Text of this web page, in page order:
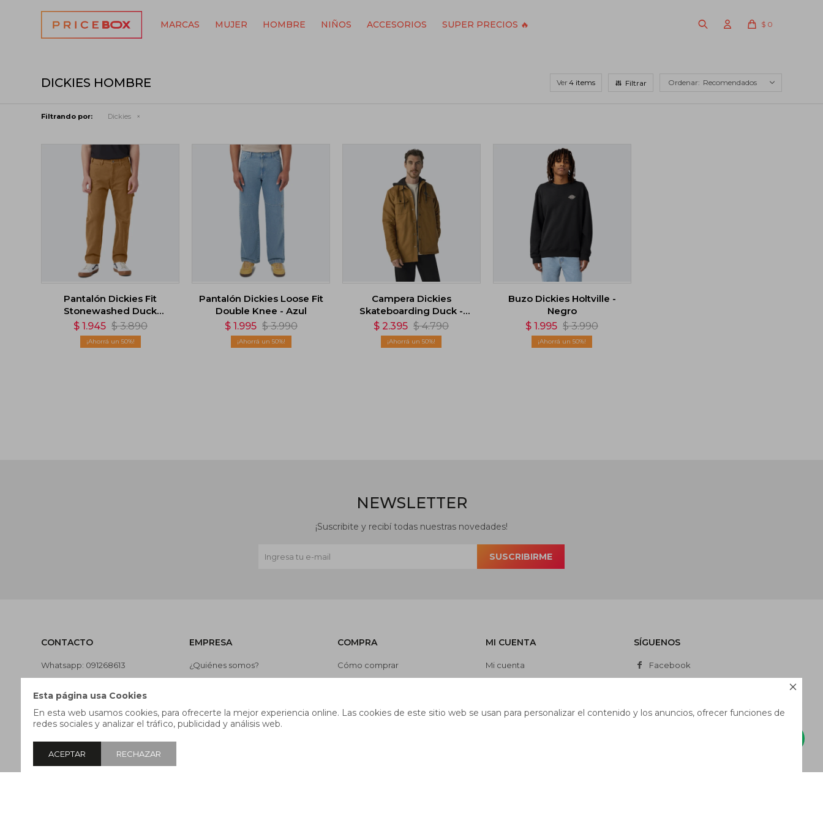

Esta página usa Cookies
En esta web usamos cookies, para ofrecerte la mejor experiencia online. Las cookies de este sitio web se usan para personalizar el contenido y los anuncios, ofrecer funciones de
redes sociales y analizar el tráfico, publicidad y análisis web.
ACEPTAR RECHAZAR
MARCAS MUJER HOMBRE NIÑOS ACCESORIOS SUPER PRECIOS 🔥 $ 0
DICKIES HOMBRE Ver Recomendados
Filtrando por: Dickies
Pantalón Dickies Fit
Stonewashed Duck
Carpenter Pants - Marrón
$ 1.945 $ 3.890
50
Pantalón Dickies Loose Fit
Double Knee - Azul
$ 1.995 $ 3.990
50
Campera Dickies
Skateboarding Duck -
Marrón
$ 2.395 $ 4.790
50
Buzo Dickies Holtville -
Negro
$ 1.995 $ 3.990
50
CONTACTO
Whatsapp: 091268613
Lunes a jueves de 9:00 a 13:00 y
de 14:00 a 17:45, viernes de 9:30
a 13:00 y de 14:00 a 17:45.
EMPRESA
¿Quiénes somos?
Nuestras tiendas
COMPRA
Cómo comprar
MI CUENTA
Mi cuenta
Wish List
SÍGUENOS
Facebook
NEWSLETTER
¡Suscribite y recibí todas nuestras novedades!
SUSCRIBIRME